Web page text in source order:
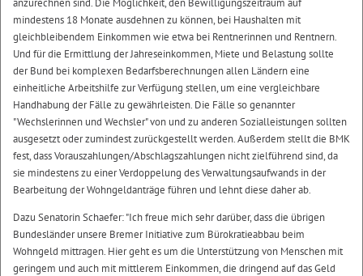
anzurechnen sind. Die Möglichkeit, den Bewilligungszeitraum auf
mindestens 18 Monate ausdehnen zu können, bei Haushalten mit
gleichbleibendem Einkommen wie etwa bei Rentnerinnen und Rentnern.
Und für die Ermittlung der Jahreseinkommen, Miete und Belastung sollte
der Bund bei komplexen Bedarfsberechnungen allen Ländern eine
einheitliche Arbeitshilfe zur Verfügung stellen, um eine vergleichbare
Handhabung der Fälle zu gewährleisten. Die Fälle so genannter
"Wechslerinnen und Wechsler" von und zu anderen Sozialleistungen sollten
ausgesetzt oder zumindest zurückgestellt werden. Außerdem stellt die BMK
fest, dass Vorauszahlungen/Abschlagszahlungen nicht zielführend sind, da
sie mindestens zu einer Verdoppelung des Verwaltungsaufwands in der
Bearbeitung der Wohngeldanträge führen und lehnt diese daher ab.
Dazu Senatorin Schaefer: "Ich freue mich sehr darüber, dass die übrigen
Bundesländer unsere Bremer Initiative zum Bürokratieabbau beim
Wohngeld mittragen. Hier geht es um die Unterstützung von Menschen mit
geringem und auch mit mittlerem Einkommen, die dringend auf das Geld